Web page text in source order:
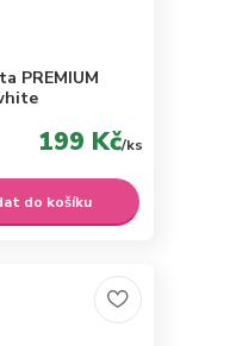
PREMIUM
199 Kč/ks
do košíku